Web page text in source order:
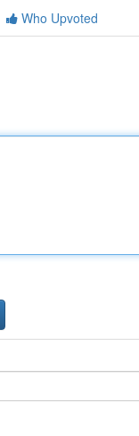
Who Upvoted